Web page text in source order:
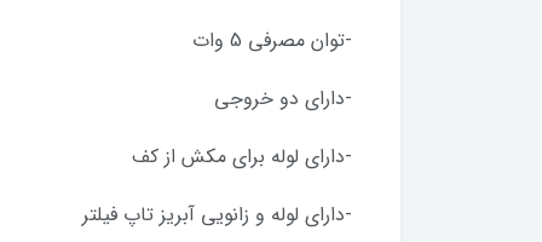
-توان مصرفی 5 وات
-دارای دو خروجی
-دارای لوله برای مکش از کف
-دارای لوله و زانویی آبریز تاپ فیلتر